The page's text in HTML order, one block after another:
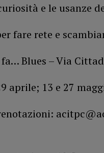
e le usanze
fare rete e
Blues – Via
aprile; 13 e 27